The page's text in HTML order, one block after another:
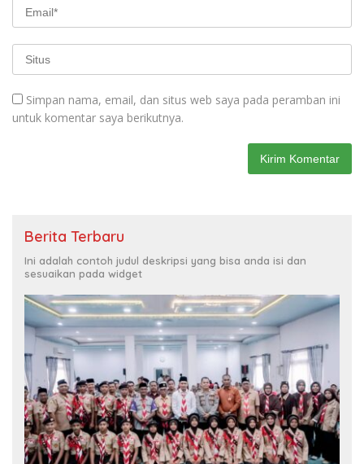
Simpan nama, email, dan situs web saya pada peramban ini
untuk komentar saya berikutnya.
Berita Terbaru
Ini adalah contoh judul deskripsi yang bisa anda isi dan
sesuaikan pada widget